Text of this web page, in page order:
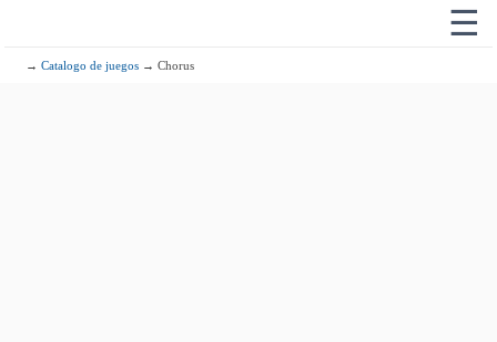
☰
→Catalogo de juegos → Chorus